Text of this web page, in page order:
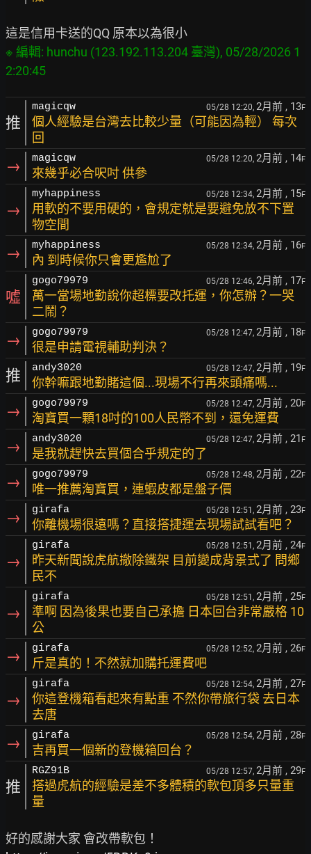
※ 編輯: hunchu (123.192.113.204 臺灣), 05/28/2026 1
推
magicqw 05/28 12:20, 2月前 , 13F
個人經驗是台灣去比較少量（可能因為輕） 每次
回
→ magicqw 05/28 12:20, 2月前 , 14F
來幾乎必合呎吋 供參
→
myhappiness 05/28 12:34, 2月前 , 15F
用軟的不要用硬的，會規定就是要避免放不下置
物空間
→ myhappiness 05/28 12:34, 2月前 , 16F
內 到時候你只會更尷尬了
噓
gogo79979 05/28 12:46, 2月前 , 17F
萬一當場地勤說你超標要改托運，你怎辦？一哭
二鬧？
→ gogo79979 05/28 12:47, 2月前 , 18F
很是申請電視輔助判決？
推 andy3020 05/28 12:47, 2月前 , 19F
你幹嘛跟地勤賭這個...現場不行再來頭痛嗎...
→ gogo79979 05/28 12:47, 2月前 , 20F
淘寶買一顆18吋的100人民幣不到，還免運費
→ andy3020 05/28 12:47, 2月前 , 21 F
是我就趕快去買個合乎規定的了
→ gogo79979 05/28 12:48, 2月前 , 22F
唯一推薦淘寶買，連蝦皮都是盤子價
→ girafa 05/28 12:51, 2月前 , 23F
你離機場很遠嗎？直接搭捷運去現場試試看吧？
→
girafa 05/28 12:51, 2月前 , 24F
昨天新聞說虎航撤除鐵架 目前變成背景式了 問鄉
民不
→
girafa 05/28 12:51, 2月前 , 25F
準啊 因為後果也要自己承擔 日本回台非常嚴格 10
公
→ girafa 05/28 12:52, 2月前 , 26F
斤是真的！不然就加購托運費吧
→
girafa 05/28 12:54, 2月前 , 27F
你這登機箱看起來有點重 不然你帶旅行袋 去日本
去唐
→ girafa 05/28 12:54, 2月前 , 28F
吉再買一個新的登機箱回台？
推
RGZ91B 05/28 12:57, 2月前 , 29F
搭過虎航的經驗是差不多體積的軟包頂多只量重
量